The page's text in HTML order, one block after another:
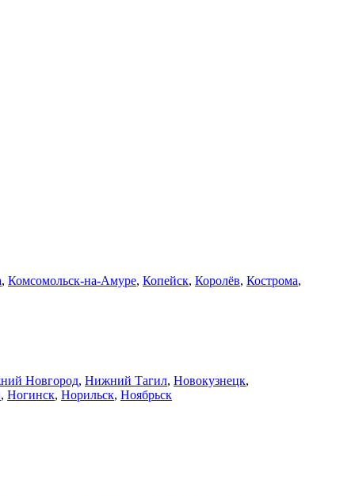
, Комсомольск-на-Амуре, Копейск, Королёв, Кострома,
Новгород, Нижний Тагил, Новокузнецк,
, Ногинск, Норильск, Ноябрьск